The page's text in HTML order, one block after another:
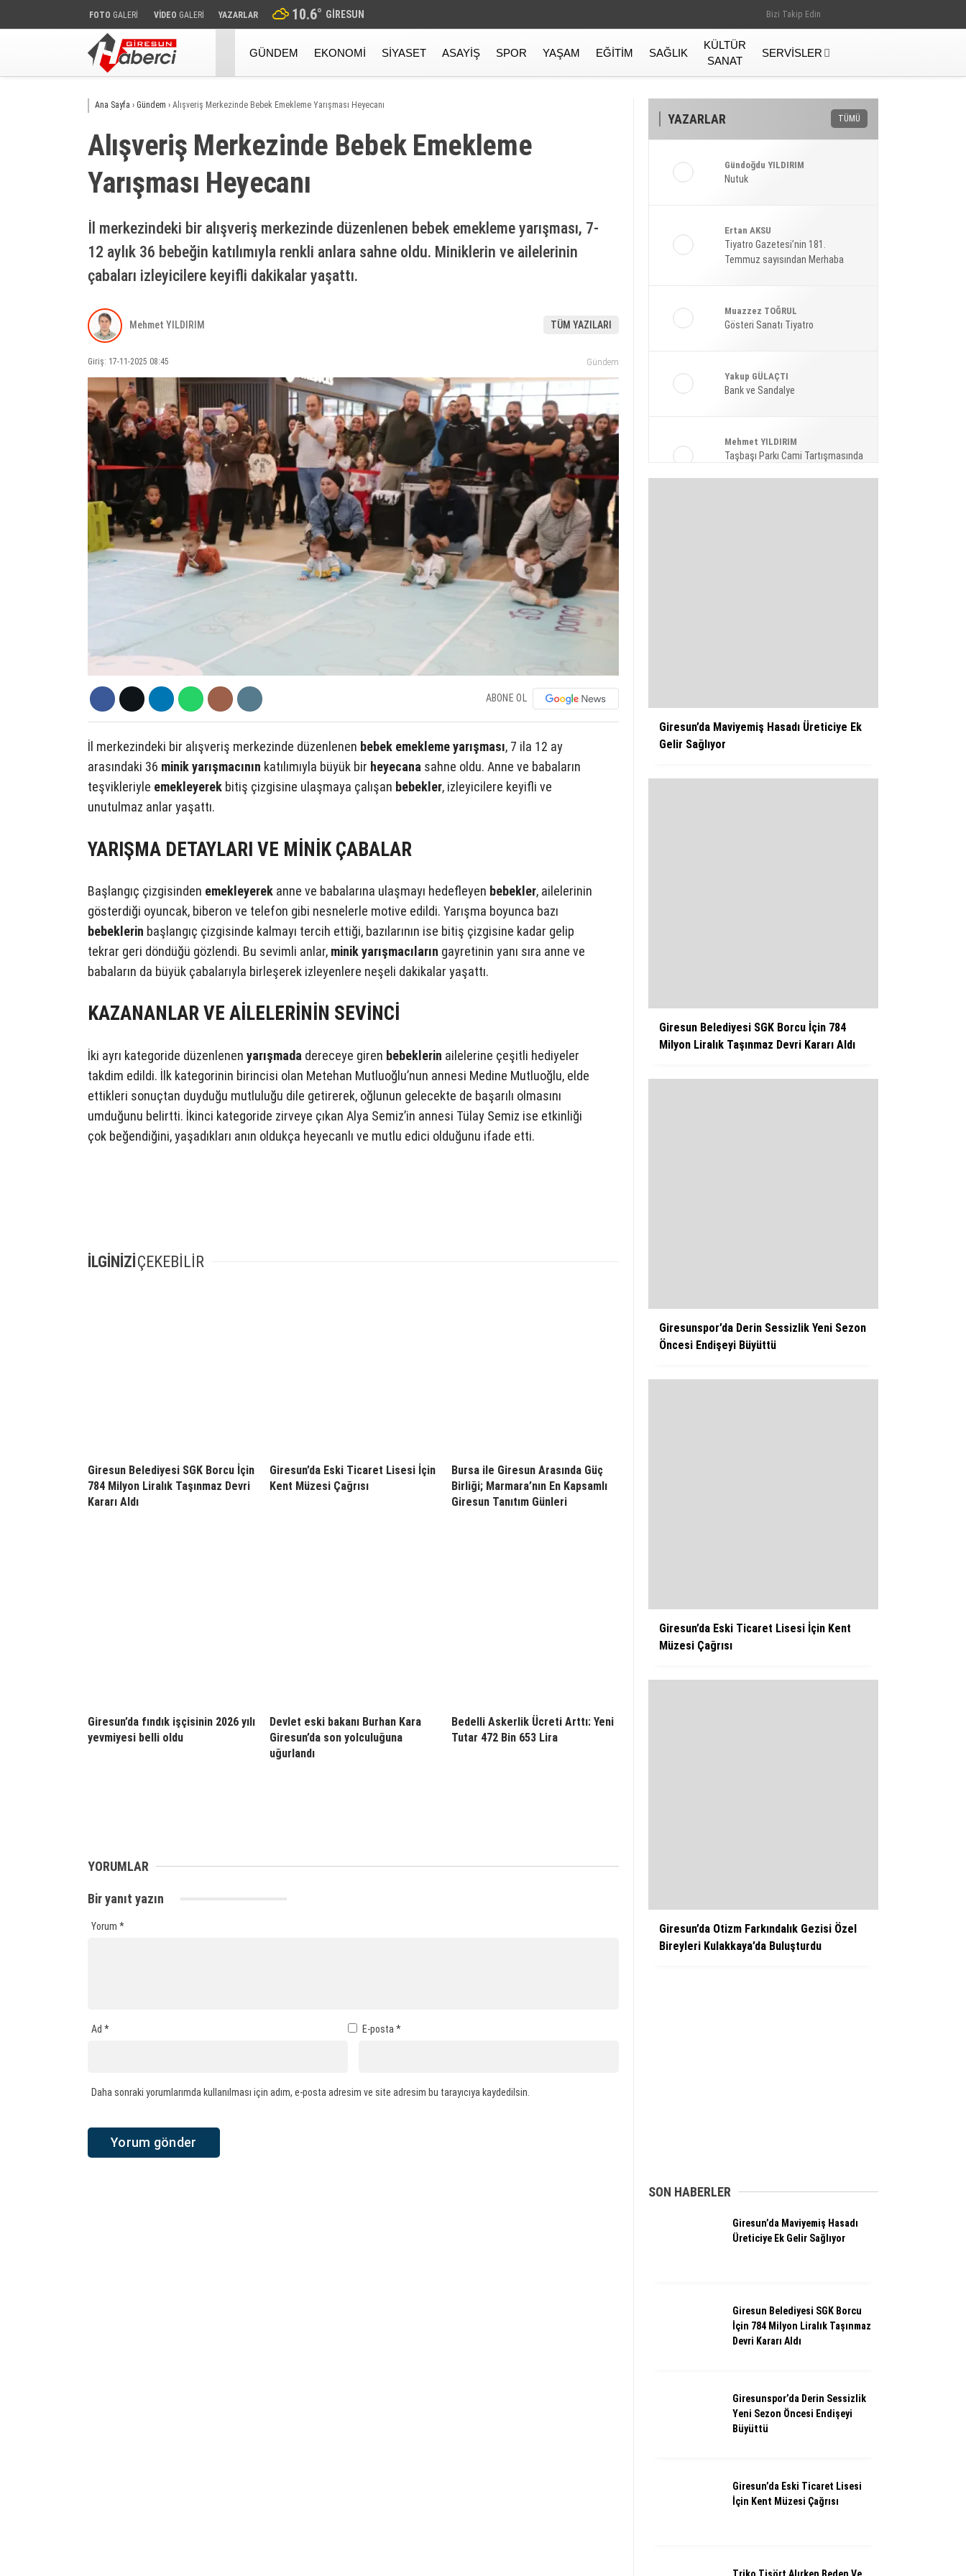
Ekonomi
FOTO GALERİ VİDEO GALERİ YAZARLAR 10.6° GIRESUN Bizi Takip Edin
GÜNDEM EKONOMI SIYASET ASAYIŞ SPOR YAŞAM EĞITIM SAĞLIK
KÜLTÜR
SANAT
SERVISLER
Ana Sayfa › Gündem › Alışveriş Merkezinde Bebek Emekleme Yarışması Heyecanı
Alışveriş Merkezinde Bebek Emekleme
Yarışması Heyecanı
İl merkezindeki bir alışveriş merkezinde düzenlenen bebek emekleme yarışması, 7-
12 aylık 36 bebeğin katılımıyla renkli anlara sahne oldu. Miniklerin ve ailelerinin
çabaları izleyicilere keyifli dakikalar yaşattı.
Mehmet YILDIRIM TÜM YAZILARI
Giriş: 17-11-2025 08:45 Gündem
ABONE OL
İl merkezindeki bir alışveriş merkezinde düzenlenen bebek emekleme yarışması, 7 ila 12 ay
arasındaki 36 minik yarışmacının katılımıyla büyük bir heyecana sahne oldu. Anne ve babaların
teşvikleriyle emekleyerek bitiş çizgisine ulaşmaya çalışan bebekler, izleyicilere keyifli ve
unutulmaz anlar yaşattı.
YARIŞMA DETAYLARI VE MİNİK ÇABALAR
Başlangıç çizgisinden emekleyerek anne ve babalarına ulaşmayı hedefleyen bebekler, ailelerinin
gösterdiği oyuncak, biberon ve telefon gibi nesnelerle motive edildi. Yarışma boyunca bazı
bebeklerin başlangıç çizgisinde kalmayı tercih ettiği, bazılarının ise bitiş çizgisine kadar gelip
tekrar geri döndüğü gözlendi. Bu sevimli anlar, minik yarışmacıların gayretinin yanı sıra anne ve
babaların da büyük çabalarıyla birleşerek izleyenlere neşeli dakikalar yaşattı.
KAZANANLAR VE AİLELERİNİN SEVİNCİ
İki ayrı kategoride düzenlenen yarışmada dereceye giren bebeklerin ailelerine çeşitli hediyeler
takdim edildi. İlk kategorinin birincisi olan Metehan Mutluoğlu’nun annesi Medine Mutluoğlu, elde
ettikleri sonuçtan duyduğu mutluluğu dile getirerek, oğlunun gelecekte de başarılı olmasını
umduğunu belirtti. İkinci kategoride zirveye çıkan Alya Semiz’in annesi Tülay Semiz ise etkinliği
çok beğendiğini, yaşadıkları anın oldukça heyecanlı ve mutlu edici olduğunu ifade etti.
İLGİNİZİ ÇEKEBİLİR
Giresun Belediyesi SGK Borcu İçin
784 Milyon Liralık Taşınmaz Devri
Kararı Aldı
Giresun’da Eski Ticaret Lisesi İçin
Kent Müzesi Çağrısı
Bursa ile Giresun Arasında Güç
Birliği; Marmara’nın En Kapsamlı
Giresun Tanıtım Günleri
Giresun’da fındık işçisinin 2026 yılı
yevmiyesi belli oldu
Devlet eski bakanı Burhan Kara
Giresun’da son yolculuğuna
uğurlandı
Bedelli Askerlik Ücreti Arttı: Yeni
Tutar 472 Bin 653 Lira
YORUMLAR
Bir yanıt yazın
Yorum *
Ad * E-posta *
Daha sonraki yorumlarımda kullanılması için adım, e-posta adresim ve site adresim bu tarayıcıya kaydedilsin.
YAZARLAR TÜMÜ
Gündoğdu YILDIRIM
Nutuk
Ertan AKSU
Tiyatro Gazetesi’nin 181.
Temmuz sayısından Merhaba
Muazzez TOĞRUL
Gösteri Sanatı Tiyatro
Yakup GÜLAÇTI
Bank ve Sandalye
Mehmet YILDIRIM
Taşbaşı Parkı Cami Tartışmasında
Giresun’da Maviyemiş Hasadı Üreticiye Ek
Gelir Sağlıyor
Giresun Belediyesi SGK Borcu İçin 784
Milyon Liralık Taşınmaz Devri Kararı Aldı
Giresunspor’da Derin Sessizlik Yeni Sezon
Öncesi Endişeyi Büyüttü
Giresun’da Eski Ticaret Lisesi İçin Kent
Müzesi Çağrısı
Giresun’da Otizm Farkındalık Gezisi Özel
Bireyleri Kulakkaya’da Buluşturdu
SON HABERLER
Giresun’da Maviyemiş Hasadı
Üreticiye Ek Gelir Sağlıyor
Giresun Belediyesi SGK Borcu
İçin 784 Milyon Liralık Taşınmaz
Devri Kararı Aldı
Giresunspor’da Derin Sessizlik
Yeni Sezon Öncesi Endişeyi
Büyüttü
Giresun’da Eski Ticaret Lisesi
İçin Kent Müzesi Çağrısı